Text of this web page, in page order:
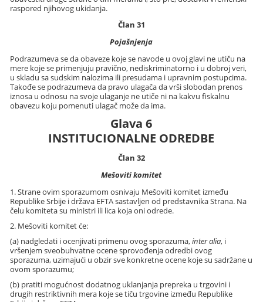
raspored njihovog ukidanja.
Član 31
Pojašnjenja
Podrazumeva se da obaveze koje se navode u ovoj glavi ne utiču na
mere koje se primenjuju pravično, nediskriminatorno i u dobroj veri,
u skladu sa sudskim nalozima ili presudama i upravnim postupcima.
Takođe se podrazumeva da pravo ulagača da vrši slobodan prenos
iznosa u odnosu na svoje ulaganje ne utiče ni na kakvu fiskalnu
obavezu koju pomenuti ulagač može da ima.
Glava 6
INSTITUCIONALNE ODREDBE
Član 32
Mešoviti komitet
1. Strane ovim sporazumom osnivaju Mešoviti komitet između
Republike Srbije i država EFTA sastavljen od predstavnika Strana. Na
čelu komiteta su ministri ili lica koja oni odrede.
2. Mešoviti komitet će:
(a) nadgledati i ocenjivati primenu ovog sporazuma,inter alia, i
vršenjem sveobuhvatne ocene sprovođenja odredbi ovog
sporazuma, uzimajući u obzir sve konkretne ocene koje su sadržane u
ovom sporazumu;
(b) pratiti mogućnost dodatnog uklanjanja prepreka u trgovini i
drugih restriktivnih mera koje se tiču trgovine između Republike